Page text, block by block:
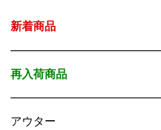
新着商品
再入荷商品
アウター